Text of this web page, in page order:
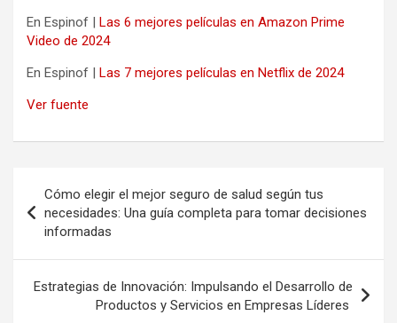
En Espinof | Las 6 mejores películas en Amazon Prime
Video de 2024
En Espinof | Las 7 mejores películas en Netflix de 2024
Ver fuente
de
entradas
Cómo elegir el mejor seguro de salud según tus
necesidades: Una guía completa para tomar decisiones
informadas
Estrategias de Innovación: Impulsando el Desarrollo de
Productos y Servicios en Empresas Líderes